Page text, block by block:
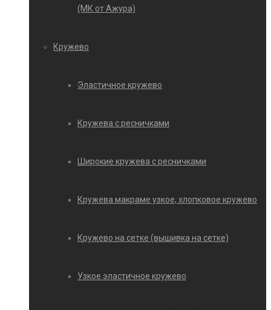
(МК от Ажура)
Кружево
Эластичное кружево
Кружева с ресничками
Широкие кружева с ресничками
Кружева макраме узкое, хлопковое кружево
Кружево на сетке (вышивка на сетке)
Узкое эластичное кружево